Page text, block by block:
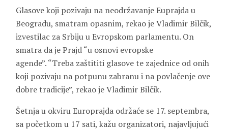
Glasove koji pozivaju na neodržavanje Euprajda u
Beogradu, smatram opasnim, rekao je Vladimir Bilčik,
izvestilac za Srbiju u Evropskom parlamentu. On
smatra da je Prajd “u osnovi evropske
agende”. “Treba zaštititi glasove te zajednice od onih
koji pozivaju na potpunu zabranu i na povlačenje ove
dobre tradicije”, rekao je Vladimir Bilčik.
Šetnja u okviru Europrajda održaće se 17. septembra,
sa početkom u 17 sati, kažu organizatori, najavljujući